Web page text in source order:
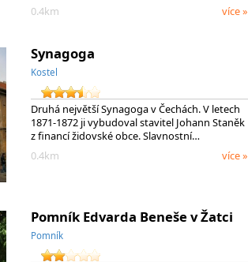
0.4km
více »
Synagoga
Kostel
Druhá největší Synagoga v Čechách. V letech
1871-1872 ji vybudoval stavitel Johann Staněk
z financí židovské obce. Slavnostní…
0.4km
více »
Pomník Edvarda Beneše v Žatci
Pomník